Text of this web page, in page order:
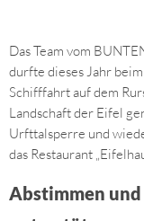
Das Team vom
durfte dieses Jahr
Schifffahrt auf dem
Landschaft der Eifel
Urfttalsperre und
das Restaurant
Abstimmen und